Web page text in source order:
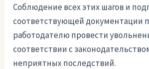
Соблюдение всех этих шагов и
соответствующей документации
работодателю провести
соответствии с
неприятных последствий.